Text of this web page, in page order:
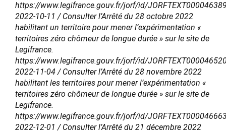
https://www.legifrance.gouv.fr/jorf/id/
2022-10-11 / Consulter l’Arrêté du 28 octobre 2022
habilitant un territoire pour mener l’expérimentation «
territoires zéro chômeur de longue durée » sur le site de
Legifrance.
https://www.legifrance.gouv.fr/jorf/id/
2022-11-04 / Consulter l’Arrêté du 28 novembre 2022
habilitant les territoires pour mener l’expérimentation «
territoires zéro chômeur de longue durée » sur le site de
Legifrance.
https://www.legifrance.gouv.fr/jorf/id/
2022-12-01 / Consulter l’Arrêté du 21 décembre 2022